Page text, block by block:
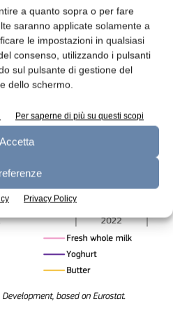
a quanto sopra o per fare
saranno applicate solamente a
le impostazioni in qualsiasi
consenso, utilizzando i pulsanti
sul pulsante di gestione del
dello schermo.
Per saperne di più su questi scopi
Accetta
Privacy Policy